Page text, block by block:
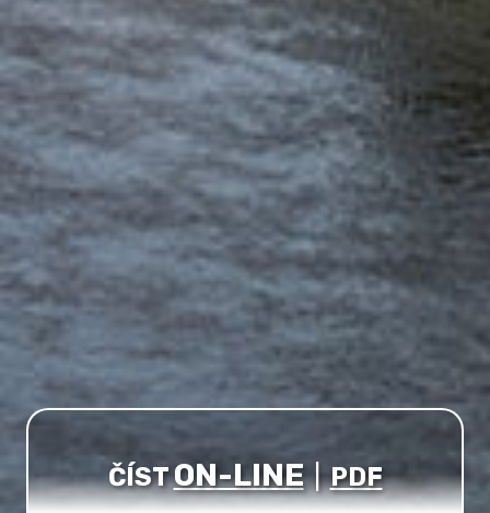
ČÍSTON-LINE | PDF